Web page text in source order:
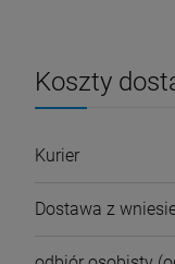
Koszty
Cena nie zawiera
Kurier
Dostawa z